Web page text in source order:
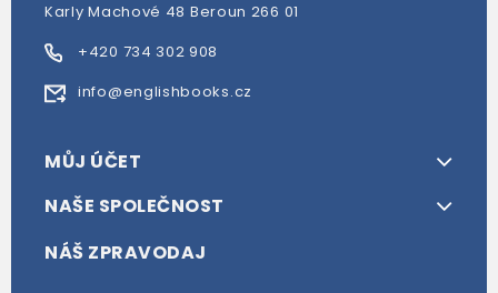
Karly Machové 48 Beroun 266 01
+420 734 302 908
info@englishbooks.cz
MŮJ ÚČET
NAŠE SPOLEČNOST
NÁŠ ZPRAVODAJ